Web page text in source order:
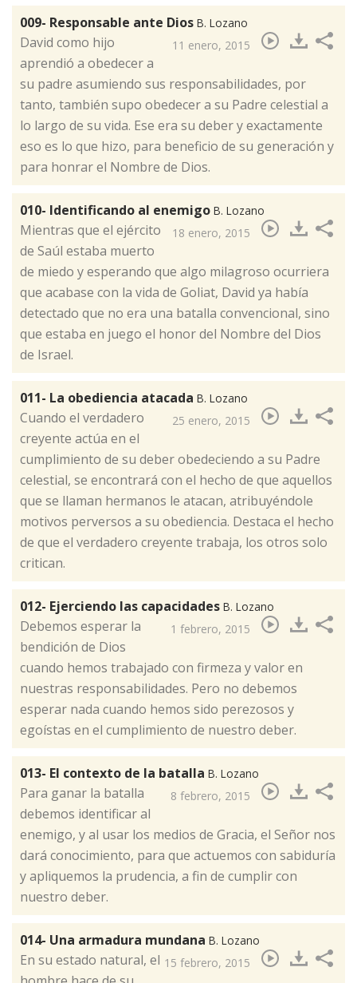
009- Responsable ante Dios B. Lozano
11 enero, 2015
​David como hijo
aprendió a obedecer a
su padre asumiendo sus responsabilidades, por
tanto, también supo obedecer a su Padre celestial a
lo largo de su vida. Ese era su deber y exactamente
eso es lo que hizo, para beneficio de su generación y
para honrar el Nombre de Dios.
010- Identificando al enemigo B. Lozano
18 enero, 2015
​Mientras que el ejército
de Saúl estaba muerto
de miedo y esperando que algo milagroso ocurriera
que acabase con la vida de Goliat, David ya había
detectado que no era una batalla convencional, sino
que estaba en juego el honor del Nombre del Dios
de Israel.
011- La obediencia atacada B. Lozano
25 enero, 2015
​Cuando el verdadero
creyente actúa en el
cumplimiento de su deber obedeciendo a su Padre
celestial, se encontrará con el hecho de que aquellos
que se llaman hermanos le atacan, atribuyéndole
motivos perversos a su obediencia. Destaca el hecho
de que el verdadero creyente trabaja, los otros solo
critican.
012- Ejerciendo las capacidades B. Lozano
1 febrero, 2015
Debemos esperar la
bendición de Dios
cuando hemos trabajado con firmeza y valor en
nuestras responsabilidades. Pero no debemos
esperar nada cuando hemos sido perezosos y
egoístas en el cumplimiento de nuestro deber.​
013- El contexto de la batalla B. Lozano
8 febrero, 2015
​Para ganar la batalla
debemos identificar al
enemigo, y al usar los medios de Gracia, el Señor nos
dará conocimiento, para que actuemos con sabiduría
y apliquemos la prudencia, a fin de cumplir con
nuestro deber.
014- Una armadura mundana B. Lozano
15 febrero, 2015
​En su estado natural, el